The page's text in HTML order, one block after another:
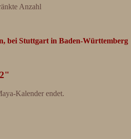
Anzahl
bei Stuttgart in Baden-Württemberg
Kalender endet.